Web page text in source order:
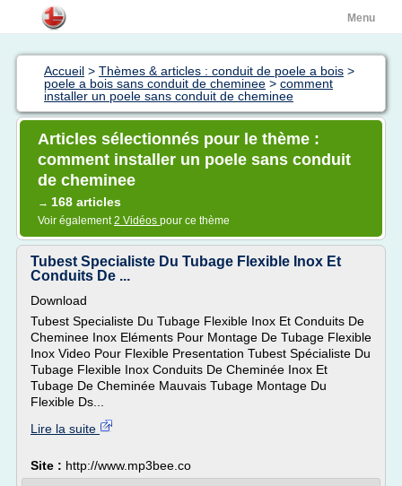
Menu
Accueil > Thèmes & articles : conduit de poele a bois >
poele a bois sans conduit de cheminee > comment
installer un poele sans conduit de cheminee
Articles sélectionnés pour le thème :
comment installer un poele sans conduit
de cheminee
→ 168 articles
Voir également2 Vidéos pour ce thème
Tubest Specialiste Du Tubage Flexible Inox Et
Conduits De ...
Download
Tubest Specialiste Du Tubage Flexible Inox Et Conduits De
Cheminee Inox Eléments Pour Montage De Tubage Flexible
Inox Video Pour Flexible Presentation Tubest Spécialiste Du
Tubage Flexible Inox Conduits De Cheminée Inox Et
Tubage De Cheminée Mauvais Tubage Montage Du
Flexible Ds...
Lire la suite
Site : http://www.mp3bee.co